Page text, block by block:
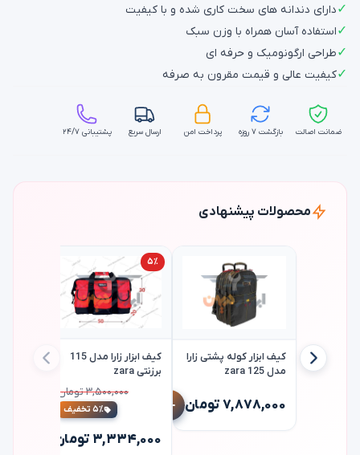
✓دارای دندانه های سخت کاری شده و با کیفیت
✓استفاده آسان همراه با وزن سبک
✓طراحی ارگونومیک و حرفه ای
✓کیفیت عالی و قیمت مقرون به صرفه
ضمانت اصالت بازگشت ۷ روزه پرداخت امن ارسال سریع پشتیبانی ۲۴/۷
محصولات پیشنهادی
کیف ابزار کوله پشتی زارا
مدل 125 zara
۷,۸۷۸,۰۰۰ تومان
۵٪
کیف ابزار زارا مدل 115
برزنتی zara
۳,۵۰۰,۰۰۰ تومان
۵٪ تخفیف
۳,۳۳۴,۰۰۰ تومان